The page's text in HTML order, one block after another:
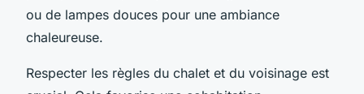
ou de lampes douces pour une ambiance
chaleureuse.
Respecter les règles du chalet et du voisinage est